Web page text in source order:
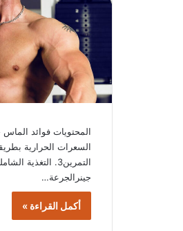
التمرين3. التغذية
جينرالجرعة…
أكمل القراءة »